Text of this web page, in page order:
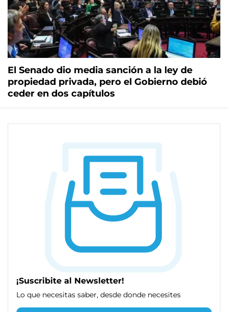
El Senado dio media sanción a la ley de
propiedad privada, pero el Gobierno debió
ceder en dos capítulos
¡Suscribite al Newsletter!
Lo que necesitas saber, desde donde necesites